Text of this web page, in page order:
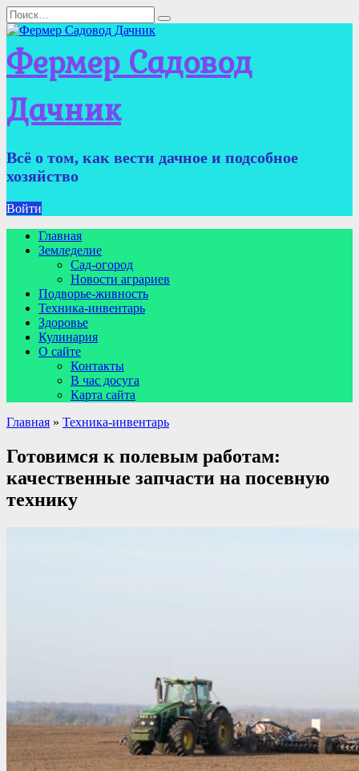
Перейти
к
содержанию
Search
for:
Фермер Садовод
Дачник
Всё о том, как вести дачное и подсобное
хозяйство
Войти
Главная
Земледелие
Сад-огород
Новости аграриев
Подворье-живность
Техника-инвентарь
Здоровье
Кулинария
О сайте
Контакты
В час досуга
Карта сайта
Главная » Техника-инвентарь
Готовимся к полевым работам:
качественные запчасти на посевную
технику